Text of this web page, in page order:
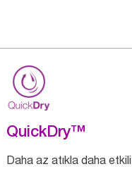
QuickDry™
Daha az atıkla daha etkili